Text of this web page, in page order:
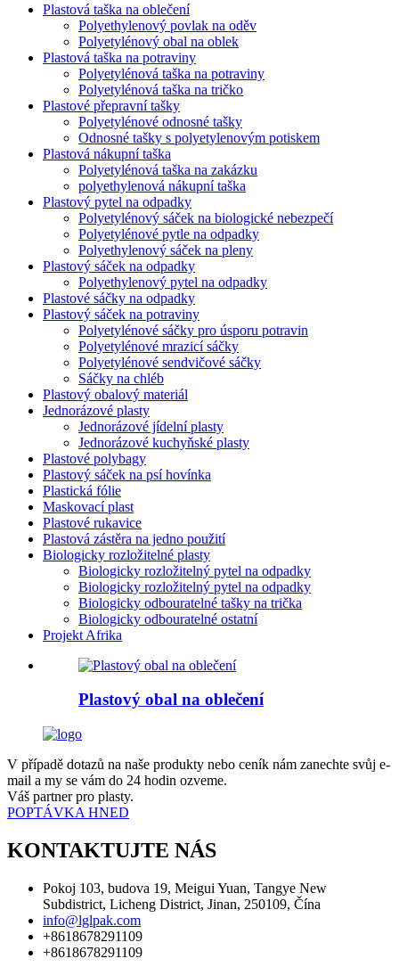
Plastová taška na oblečení
Polyethylenový povlak na oděv
Polyetylénový obal na oblek
Plastová taška na potraviny
Polyetylénová taška na potraviny
Polyetylénová taška na tričko
Plastové přepravní tašky
Polyetylénové odnosné tašky
Odnosné tašky s polyetylenovým potiskem
Plastová nákupní taška
Polyetylénová taška na zakázku
polyethylenová nákupní taška
Plastový pytel na odpadky
Polyetylénový sáček na biologické nebezpečí
Polyetylénové pytle na odpadky
Polyethylenový sáček na pleny
Plastový sáček na odpadky
Polyethylenový pytel na odpadky
Plastové sáčky na odpadky
Plastový sáček na potraviny
Polyetylénové sáčky pro úsporu potravin
Polyetylénové mrazicí sáčky
Polyetylénové sendvičové sáčky
Sáčky na chléb
Plastový obalový materiál
Jednorázové plasty
Jednorázové jídelní plasty
Jednorázové kuchyňské plasty
Plastové polybagy
Plastový sáček na psí hovínka
Plastická fólie
Maskovací plast
Plastové rukavice
Plastová zástěra na jedno použití
Biologicky rozložitelné plasty
Biologicky rozložitelný pytel na odpadky
Biologicky rozložitelný pytel na odpadky
Biologicky odbouratelné tašky na trička
Biologicky odbouratelné ostatní
Projekt Afrika
Plastový obal na oblečení
V případě dotazů na naše produkty nebo ceník nám zanechte svůj e-
mail a my se vám do 24 hodin ozveme.
Váš partner pro plasty.
POPTÁVKA HNED
KONTAKTUJTE NÁS
Pokoj 103, budova 19, Meigui Yuan, Tangye New
Subdistrict, Licheng District, Jinan, 250109, Čína
info@lglpak.com
+8618678291109
+8618678291109